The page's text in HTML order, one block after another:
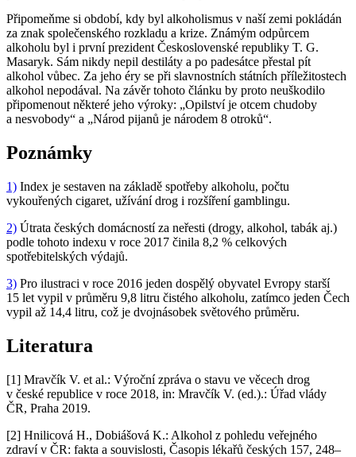
Připomeňme si období, kdy byl alkoholismus v naší zemi pokládán
za znak společenského rozkladu a krize. Známým odpůrcem
alkoholu byl i první prezident Československé republiky T. G.
Masaryk. Sám nikdy nepil destiláty a po padesátce přestal pít
alkohol vůbec. Za jeho éry se při slavnostních státních příležitostech
alkohol nepodával. Na závěr tohoto článku by proto neuškodilo
připomenout některé jeho výroky: „Opilství je otcem chudoby
a nesvobody“ a „Národ pijanů je národem 8 otroků“.
Poznámky
1) Index je sestaven na základě spotřeby alkoholu, počtu
vykouřených cigaret, užívání drog i rozšíření gamblingu.
2) Útrata českých domácností za neřesti (drogy, alkohol, tabák aj.)
podle tohoto indexu v roce 2017 činila 8,2 % celkových
spotřebitelských výdajů.
3) Pro ilustraci v roce 2016 jeden dospělý obyvatel Evropy starší
15 let vypil v průměru 9,8 litru čistého alkoholu, zatímco jeden Čech
vypil až 14,4 litru, což je dvojnásobek světového průměru.
Literatura
[1] Mravčík V. et al.: Výroční zpráva o stavu ve věcech drog
v české republice v roce 2018, in: Mravčík V. (ed.).: Úřad vlády
ČR, Praha 2019.
[2] Hnilicová H., Dobiášová K.: Alkohol z pohledu veřejného
zdraví v ČR: fakta a souvislosti, Časopis lékařů českých 157, 248–